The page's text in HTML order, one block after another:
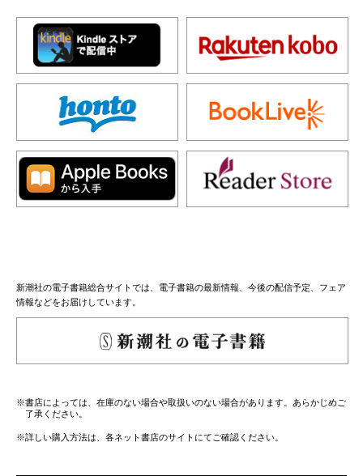
新潮社の電子書籍総合サイトでは、電子書籍の最新情報、今後の配信予定、フェア
情報などをお届けしています。
※書店によっては、在庫のない場合や取扱いのない場合があります。あらかじめご
了承ください。
※詳しい購入方法は、各ネット書店のサイトにてご確認ください。